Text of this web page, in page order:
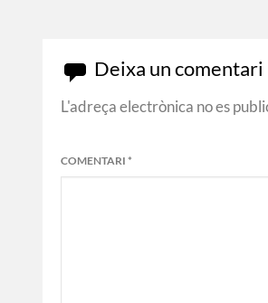
Deixa un comentari
L'adreça electrònica no es
COMENTARI *